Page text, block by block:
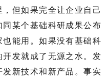
但如果完全让企业自己
某个基础科研成果公布
能用。如果没有基础科
发就成了无源之水。发
新技术和新产品。事实